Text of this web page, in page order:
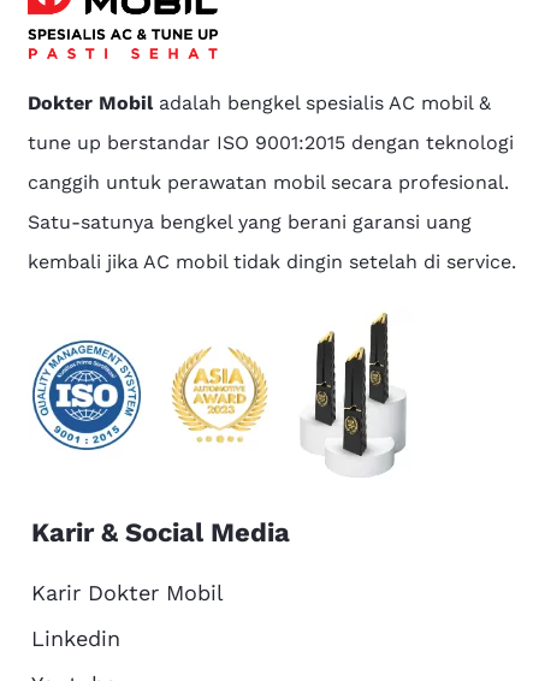
Dokter Mobiladalah bengkel spesialis AC mobil &
tune up berstandar ISO 9001:2015 dengan teknologi
canggih untuk perawatan mobil secara profesional.
Satu-satunya bengkel yang berani garansi uang
kembali jika AC mobil tidak dingin setelah di service.
Karir & Social Media
Karir Dokter Mobil
Linkedin